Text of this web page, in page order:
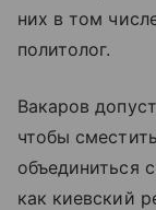
них в том
политолог.
Вакаров
чтобы
объединиться
как киевский